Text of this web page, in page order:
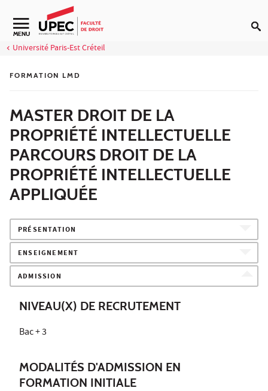
Aller au contenu
Navigation secondaire
MENU
Université Paris-Est Créteil
FORMATION LMD
MASTER DROIT DE LA
PROPRIÉTÉ INTELLECTUELLE
PARCOURS DROIT DE LA
PROPRIÉTÉ INTELLECTUELLE
APPLIQUÉE
PRÉSENTATION
ENSEIGNEMENT
ADMISSION
NIVEAU(X) DE RECRUTEMENT
Bac + 3
MODALITÉS D'ADMISSION EN
FORMATION INITIALE